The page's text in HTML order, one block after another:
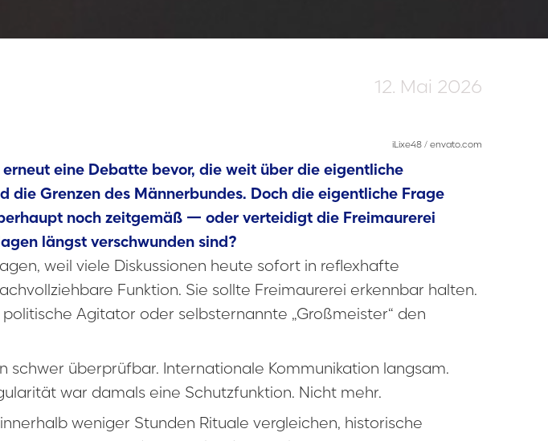
12. Mai 2026
iLixe48 / envato.com
eine Debatte bevor, die weit über die eigentliche
die Grenzen des Männerbundes. Doch die eigentliche Frage
noch zeitgemäß — oder verteidigt die Freimaurerei
längst verschwunden sind?
weil viele Diskussionen heute sofort in reflexhafte
Funktion. Sie sollte Freimaurerei erkennbar halten.
Agitator oder selbsternannte „Großmeister“ den
schwer überprüfbar. Internationale Kommunikation langsam.
war damals eine Schutzfunktion. Nicht mehr.
weniger Stunden Rituale vergleichen, historische